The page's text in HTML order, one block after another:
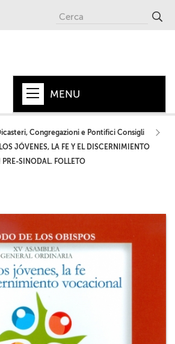
MENU
PAPA
+
COLLANE
RIVISTE
CEI
AUTORI VARI
Congregazioni e Pontifici Consigli
LOS JÓVENES, LA FE Y EL DISCERNIMIENTO
SINODAL. FOLLETO